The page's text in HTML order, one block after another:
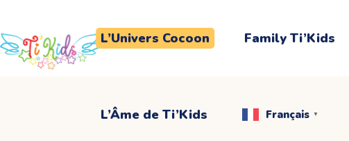
L’Univers Cocoon Family Ti’Kids
L’Âme de Ti’Kids Français ▼
L’Âme de Ti’Kids Français ▼